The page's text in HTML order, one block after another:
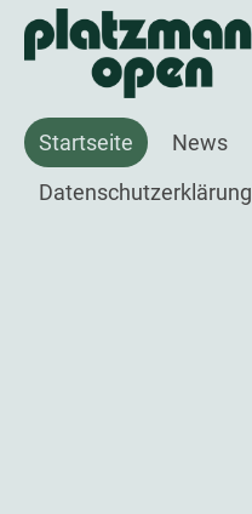
Startseite News
Datenschutzerklärung